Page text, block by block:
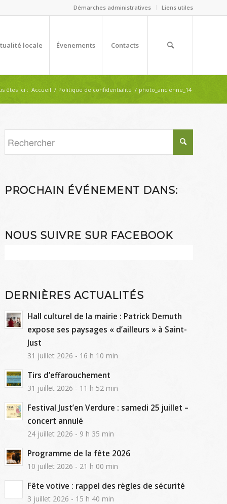
Démarches administratives Liens utiles
locale Évenements Contacts
êtes ici : Accueil / Politique de confidentialité / photo_ancienne_14
PROCHAIN ÉVÉNEMENT DANS:
NOUS SUIVRE SUR FACEBOOK
DERNIÈRES ACTUALITÉS
Hall culturel de la mairie : Patrick Demuth
expose ses paysages « d’ailleurs » à Saint-
Just
31 juillet 2026 - 16 h 10 min
Tirs d’effarouchement
31 juillet 2026 - 11 h 52 min
Festival Just’en Verdure : samedi 25 juillet –
concert annulé
24 juillet 2026 - 9 h 35 min
Programme de la fête 2026
10 juillet 2026 - 21 h 00 min
Fête votive : rappel des règles de sécurité
3 juillet 2026 - 15 h 40 min